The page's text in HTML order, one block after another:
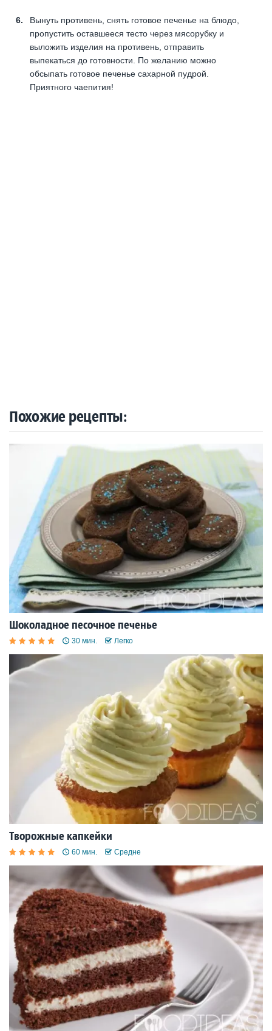
Вынуть противень, снять готовое печенье на блюдо,
пропустить оставшееся тесто через мясорубку и
выложить изделия на противень, отправить
выпекаться до готовности. По желанию можно
обсыпать готовое печенье сахарной пудрой.
Приятного чаепития!
Похожие рецепты:
Шоколадное песочное печенье
30 мин. Легко
Творожные капкейки
60 мин. Средне